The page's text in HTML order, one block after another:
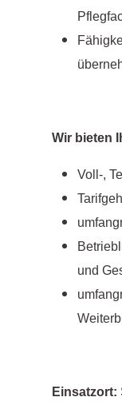
Wir bieten
Voll-,
und
Einsatzort: